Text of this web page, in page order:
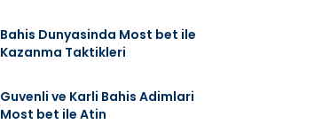
Bahis Dunyasinda Most bet ile
Kazanma Taktikleri
Guvenli ve Karli Bahis Adimlari
Most bet ile Atin